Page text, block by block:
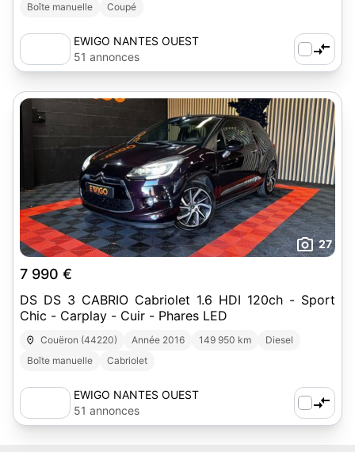
Boîte manuelle
Coupé
EWIGO NANTES OUEST
51 annonces
27
7 990 €
DS DS 3 CABRIO Cabriolet 1.6 HDI 120ch - Sport
Chic - Carplay - Cuir - Phares LED
Couëron (44220) Année 2016 149 950 km
Diesel
Boîte manuelle
Cabriolet
EWIGO NANTES OUEST
51 annonces